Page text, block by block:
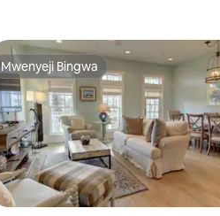
Mwenyeji Bingwa
Mwenyeji Bingwa